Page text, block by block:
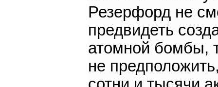
Резерфорд не
предвидеть
атомной бомбы,
не